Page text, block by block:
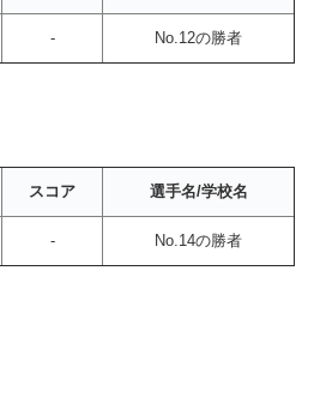
- No.12の勝者
スコア 選手名/学校名
- No.14の勝者